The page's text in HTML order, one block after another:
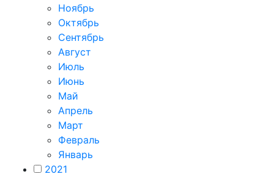
Ноябрь
Октябрь
Сентябрь
Август
Июль
Июнь
Май
Апрель
Март
Февраль
Январь
2021